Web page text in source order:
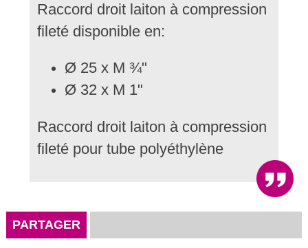
Raccord droit laiton à compression
fileté disponible en:
Ø 25 x M ¾"
Ø 32 x M 1"
Raccord droit laiton à compression
fileté pour tube polyéthylène
PARTAGER